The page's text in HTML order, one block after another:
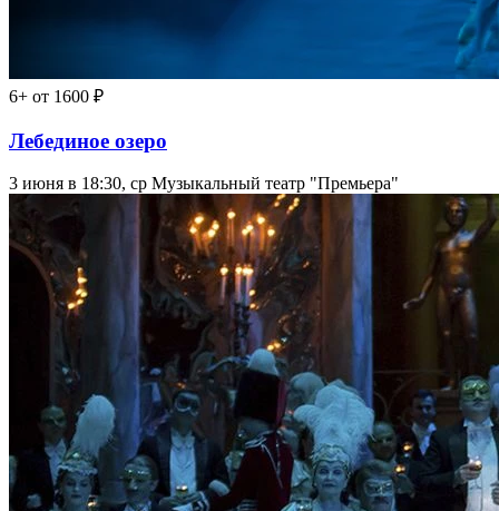
6+ от 1600 ₽
Лебединое озеро
3 июня в 18:30, ср Музыкальный театр "Премьера"